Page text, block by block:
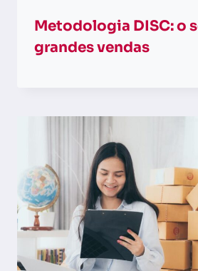
Metodologia DISC: o
grandes vendas